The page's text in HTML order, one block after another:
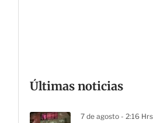
Últimas noticias
7 de agosto - 2:16 Hrs